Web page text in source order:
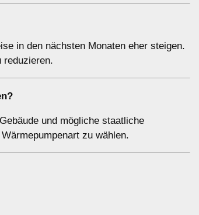
in den nächsten Monaten eher steigen.
und mögliche staatliche
zu wählen.